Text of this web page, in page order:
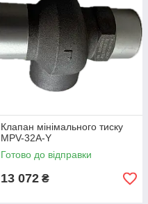
Клапан мінімального тиску
MPV-32A-Y
Готово до відправки
13 072 ₴